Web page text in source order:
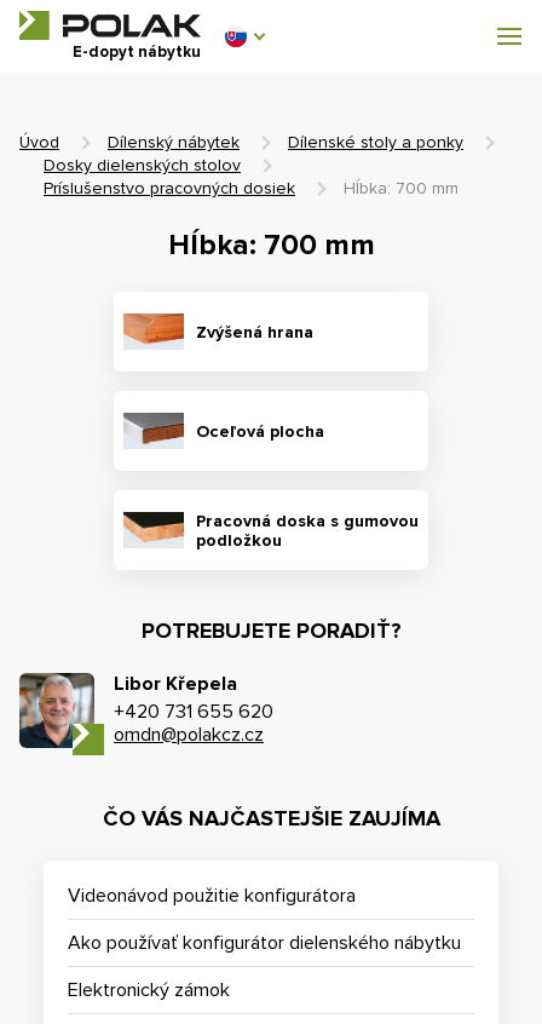
E-dopyt nábytku
Dílenský nábytek
0 €
Úvod Dílenský nábytek
Dílenské stoly a ponky
Dosky dielenských stolov
Príslušenstvo pracovných dosiek
Hĺbka: 700 mm
Hĺbka: 700 mm
Zvýšená hrana
Oceľová plocha
Pracovná doska s gumovou
podložkou
POTREBUJETE PORADIŤ?
Libor Křepela
+420 731 655 620
omdn@polakcz.cz
ČO VÁS NAJČASTEJŠIE ZAUJÍMA
Videonávod použitie konfigurátora
Ako používať konfigurátor dielenského nábytku
Elektronický zámok